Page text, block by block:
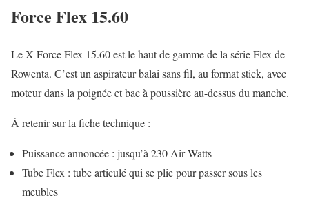
Force Flex 15.60
Le X-Force Flex 15.60 est le haut de gamme de la série Flex de
Rowenta. C’est un aspirateur balai sans fil, au format stick, avec
moteur dans la poignée et bac à poussière au-dessus du manche.
À retenir sur la fiche technique :
Puissance annoncée : jusqu’à 230 Air Watts
Tube Flex : tube articulé qui se plie pour passer sous les
meubles